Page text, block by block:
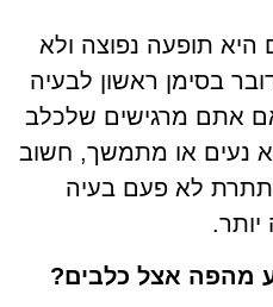
תופעה נפוצה ולא
בסימן ראשון לבעיה
אתם מרגישים שלכלב
נעים או מתמשך, חשוב
לא פעם בעיה
מהפה אצל כלבים?
לקישורים